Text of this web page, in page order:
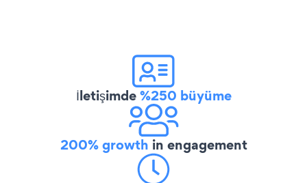
İletişimde%250 büyüme
200% growth in engagement